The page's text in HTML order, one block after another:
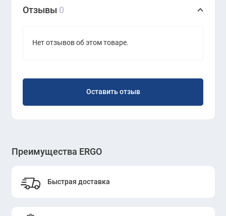
Отзывы 0
Нет отзывов об этом товаре.
Оставить отзыв
Преимущества ERGO
Быстрая доставка